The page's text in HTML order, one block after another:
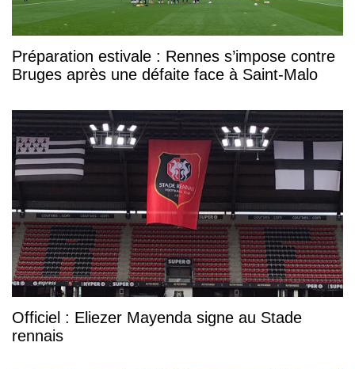
Préparation estivale : Rennes s’impose contre
Bruges après une défaite face à Saint-Malo
Officiel : Eliezer Mayenda signe au Stade
rennais